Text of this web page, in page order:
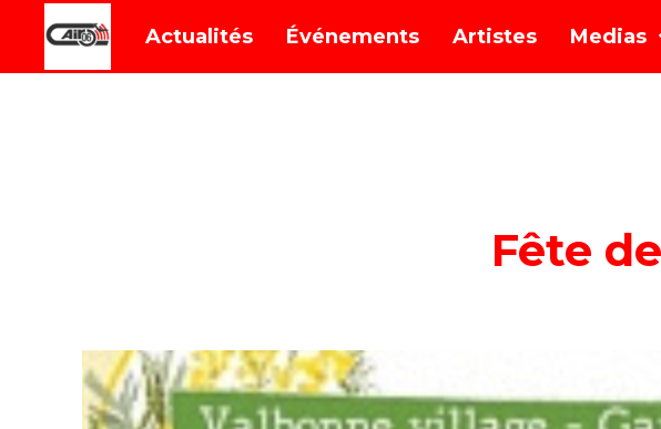
Actualités Événements Artistes Medias
Fête